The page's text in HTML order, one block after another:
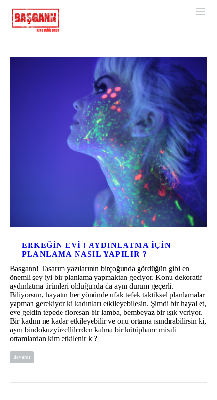
ERKEĞIN EVI ! AYDINLATMA IÇIN
PLANLAMA NASIL YAPILIR ?
Basgann! Tasarım yazılarının birçoğunda gördüğün gibi en
önemli şey iyi bir planlama yapmaktan geçiyor. Konu dekoratif
aydınlatma ürünleri olduğunda da aynı durum geçerli.
Biliyorsun, hayatın her yönünde ufak tefek taktiksel planlamalar
yapman gerekiyor ki kadınları etkileyebilesin. Şimdi bir hayal et,
eve geldin tepede floresan bir lamba, bembeyaz bir ışık veriyor.
Bir kadını ne kadar etkileyebilir ve onu ortama ısındırabilirsin ki,
aynı bindokuzyüzellilerden kalma bir kütüphane misali
ortamlardan kim etkilenir ki?
devamı